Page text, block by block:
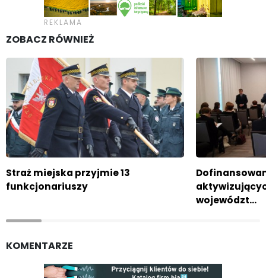
ZOBACZ RÓWNIEŻ
Straż miejska przyjmie 13
funkcjonariuszy
województ…
KOMENTARZE